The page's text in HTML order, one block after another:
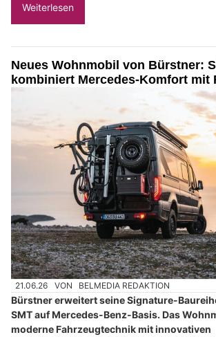
Weiterlesen
Neues Wohnmobil von Bürstner:
kombiniert Mercedes-Komfort mit
21.06.26 VON BELMEDIA REDAKTION
Bürstner erweitert seine Signature-
SMT auf Mercedes-Benz-Basis. Das
moderne Fahrzeugtechnik mit innovativen